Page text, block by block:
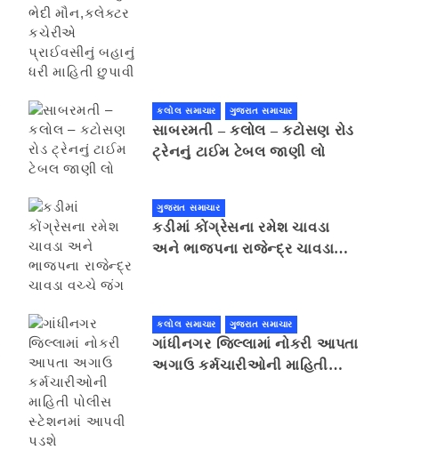
કલોલ સમાચાર ગુજરાત સમાચાર
સાબરમતી – કલોલ – કટોસણ રોડ
ટ્રેનનું ટાઈમ ટેબલ જાણી લો
ગુજરાત સમાચાર
કડીમાં કોંગ્રેસના રમેશ ચાવડા
અને ભાજપના રાજેન્દ્ર ચાવડા
કલોલ સમાચાર ગુજરાત સમાચાર
ગાંધીનગર જિલ્લામાં નોકરી આપતા
અગાઉ કર્મચારીઓની માહિતી